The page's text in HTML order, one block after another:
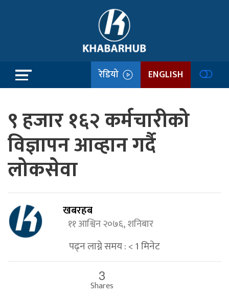
रेडियो ENGLISH
९ हजार १६२ कर्मचारीको
विज्ञापन आव्हान गर्दै
लोकसेवा
खबरहब
११ आश्विन २०७६, शनिबार
पढ्न लाग्ने समय :< 1मिनेट
3
Shares